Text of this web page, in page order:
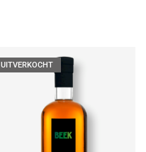
UITVERKOCHT